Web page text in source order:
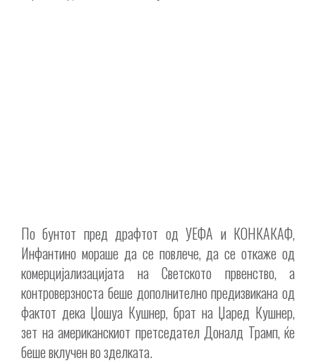
По бунтот пред драфтот од УЕФА и КОНКАКАФ,
Инфантино мораше да се повлече, да се откаже од
комерцијализацијата на Светското првенство, а
контроверзноста беше дополнително предизвикана од
фактот дека Џошуа Кушнер, брат на Џаред Кушнер,
зет на американскиот претседател Доналд Трамп, ќе
беше вклучен во зделката.